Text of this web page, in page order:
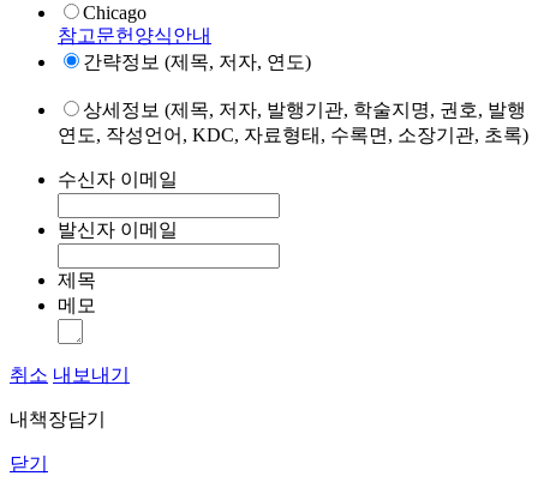
Chicago
참고문헌양식안내
간략정보 (제목, 저자, 연도)
상세정보 (제목, 저자, 발행기관, 학술지명, 권호, 발행
연도, 작성언어, KDC, 자료형태, 수록면, 소장기관, 초록)
수신자 이메일
발신자 이메일
제목
메모
취소 내보내기
내책장담기
닫기